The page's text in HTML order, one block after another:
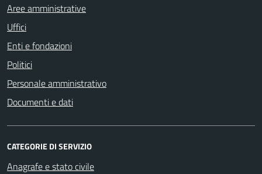
Aree amministrative
Uffici
Enti e fondazioni
Politici
Personale amministrativo
Documenti e dati
CATEGORIE DI SERVIZIO
Anagrafe e stato civile